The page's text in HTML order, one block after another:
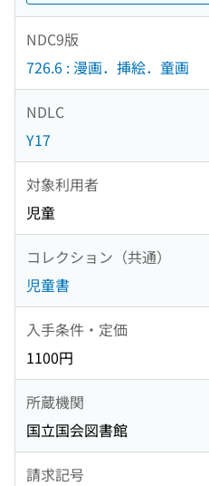
NDC9版
726.6 : 漫画．挿絵．童画
NDLC
Y17
対象利用者
児童
コレクション（共通）
児童書
入手条件・定価
1100円
所蔵機関
国立国会図書館
請求記号